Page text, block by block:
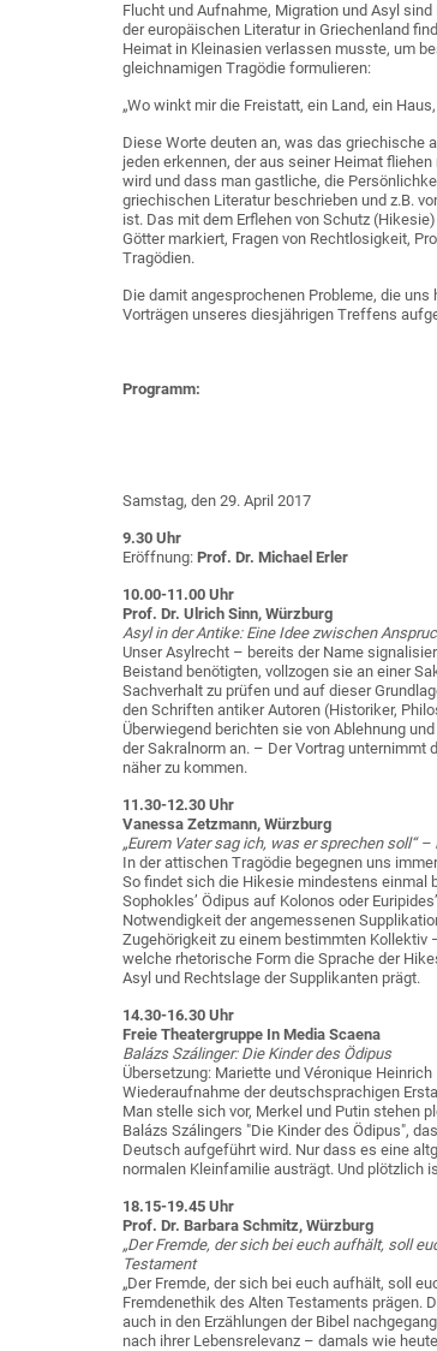
Flucht und Aufnahme, Migration und Asyl
der europäischen Literatur in Griechenland
Heimat in Kleinasien verlassen musste, um
gleichnamigen Tragödie formulieren:
„Wo winkt mir die Freistatt, ein Land, ein
Diese Worte deuten an, was das griechische
jeden erkennen, der aus seiner Heimat
wird und dass man gastliche, die
griechischen Literatur beschrieben und z.B.
ist. Das mit dem Erflehen von Schutz
Götter markiert, Fragen von Rechtlosigkeit,
Tragödien.
Die damit angesprochenen Probleme, die
Vorträgen unseres diesjährigen Treffens
Programm:
Samstag, den 29. April 2017
9.30 Uhr
Eröffnung: Prof. Dr. Michael Erler
10.00-11.00 Uhr
Prof. Dr. Ulrich Sinn, Würzburg
Asyl in der Antike: Eine Idee zwischen
Unser Asylrecht – bereits der Name
Beistand benötigten, vollzogen sie an einer
Sachverhalt zu prüfen und auf dieser
den Schriften antiker Autoren (Historiker,
Überwiegend berichten sie von Ablehnung
der Sakralnorm an. – Der Vortrag
näher zu kommen.
11.30-12.30 Uhr
Vanessa Zetzmann, Würzburg
„Eurem Vater sag ich, was er sprechen soll“
In der attischen Tragödie begegnen uns
So findet sich die Hikesie mindestens einmal
Sophokles’ Ödipus auf Kolonos oder
Notwendigkeit der angemessenen
Zugehörigkeit zu einem bestimmten Kollektiv
welche rhetorische Form die Sprache der
Asyl und Rechtslage der Supplikanten prägt.
14.30-16.30 Uhr
Freie Theatergruppe In Media Scaena
Balázs Szálinger: Die Kinder des Ödipus
Übersetzung: Mariette und Véronique Heinrich
Wiederaufnahme der deutschsprachigen
Man stelle sich vor, Merkel und Putin stehen
Balázs Szálingers "Die Kinder des Ödipus",
Deutsch aufgeführt wird. Nur dass es eine
normalen Kleinfamilie austrägt. Und plötzlich
18.15-19.45 Uhr
Prof. Dr. Barbara Schmitz, Würzburg
„Der Fremde, der sich bei euch aufhält, soll
Testament
„Der Fremde, der sich bei euch aufhält, soll
Fremdenethik des Alten Testaments prägen.
auch in den Erzählungen der Bibel
nach ihrer Lebensrelevanz – damals wie